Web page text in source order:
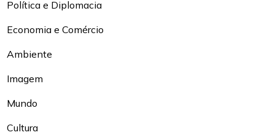
Política e Diplomacia
Economia e Comércio
Ambiente
Imagem
Mundo
Cultura